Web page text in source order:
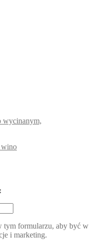
tym formularzu, aby być w
i marketing.